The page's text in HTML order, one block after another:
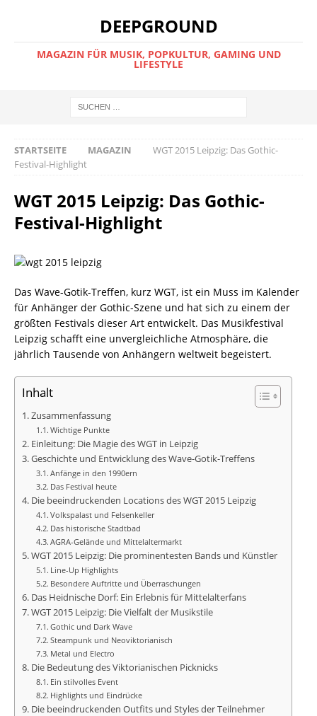
DEEPGROUND
MAGAZIN FÜR MUSIK, POPKULTUR, GAMING UND
LIFESTYLE
STARTSEITE MAGAZIN
WGT 2015 Leipzig: Das Gothic-
Festival-Highlight
WGT 2015 Leipzig: Das Gothic-
Festival-Highlight
Das Wave-Gotik-Treffen, kurz WGT, ist ein Muss im Kalender
für Anhänger der Gothic-Szene und hat sich zu einem der
größten Festivals dieser Art entwickelt. Das Musikfestival
Leipzig schafft eine unvergleichliche Atmosphäre, die
jährlich Tausende von Anhängern weltweit begeistert.
Inhalt
Zusammenfassung
Wichtige Punkte
Einleitung: Die Magie des WGT in Leipzig
Geschichte und Entwicklung des Wave-Gotik-Treffens
Anfänge in den 1990ern
Das Festival heute
Die beeindruckenden Locations des WGT 2015 Leipzig
Volkspalast und Felsenkeller
Das historische Stadtbad
AGRA-Gelände und Mittelaltermarkt
WGT 2015 Leipzig: Die prominentesten Bands und Künstler
Line-Up Highlights
Besondere Auftritte und Überraschungen
Das Heidnische Dorf: Ein Erlebnis für Mittelalterfans
WGT 2015 Leipzig: Die Vielfalt der Musikstile
Gothic und Dark Wave
Steampunk und Neoviktorianisch
Metal und Electro
Die Bedeutung des Viktorianischen Picknicks
Ein stilvolles Event
Highlights und Eindrücke
Die beeindruckenden Outfits und Styles der Teilnehmer